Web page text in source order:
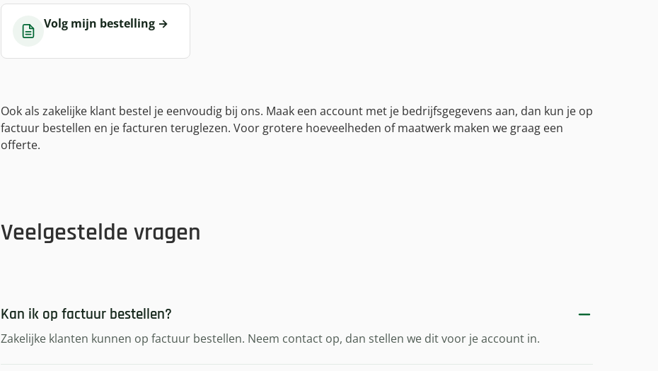
Volg mijn bestelling →
Ook als zakelijke klant bestel je eenvoudig bij ons. Maak een account met je bedrijfsgegevens aan, dan kun je op
factuur bestellen en je facturen teruglezen. Voor grotere hoeveelheden of maatwerk maken we graag een
offerte.
Veelgestelde vragen
Kan ik op factuur bestellen?
Zakelijke klanten kunnen op factuur bestellen. Neem contact op, dan stellen we dit voor je account in.